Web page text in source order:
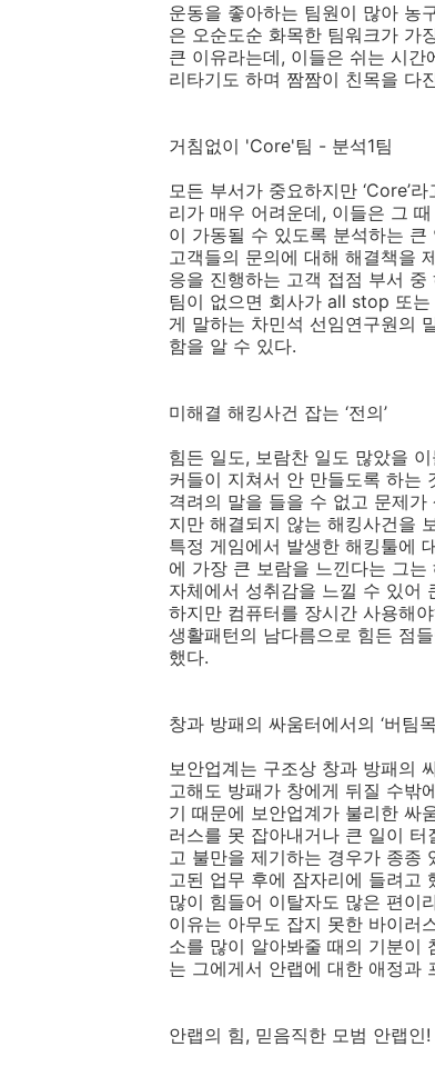
운동을 좋아하는 팀원이 많아 농
은 오순도순 화목한 팀워크가 가
큰 이유라는데, 이들은 쉬는 시
리타기도 하며 짬짬이 친목을 다
거침없이 'Core'팀 - 분석1팀
모든 부서가 중요하지만 ‘Core’
리가 매우 어려운데, 이들은 그
이 가동될 수 있도록 분석하는 큰
고객들의 문의에 대해 해결책을
응을 진행하는 고객 접점 부서 중
팀이 없으면 회사가 all stop 또는
게 말하는 차민석 선임연구원의
함을 알 수 있다.
미해결 해킹사건 잡는 ‘전의’
힘든 일도, 보람찬 일도 많았을
커들이 지쳐서 안 만들도록 하는
격려의 말을 들을 수 없고 문제
지만 해결되지 않는 해킹사건을
특정 게임에서 발생한 해킹툴에
에 가장 큰 보람을 느낀다는 그
자체에서 성취감을 느낄 수 있어
하지만 컴퓨터를 장시간 사용해
생활패턴의 남다름으로 힘든 점
했다.
창과 방패의 싸움터에서의 ‘버팀목
보안업계는 구조상 창과 방패의
고해도 방패가 창에게 뒤질 수밖
기 때문에 보안업계가 불리한 싸
러스를 못 잡아내거나 큰 일이
고 불만을 제기하는 경우가 종종
고된 업무 후에 잠자리에 들려고
많이 힘들어 이탈자도 많은 편이
이유는 아무도 잡지 못한 바이러
소를 많이 알아봐줄 때의 기분이
는 그에게서 안랩에 대한 애정과
안랩의 힘, 믿음직한 모범 안랩인!